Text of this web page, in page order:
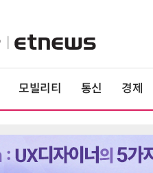
모빌리티 통신 경제